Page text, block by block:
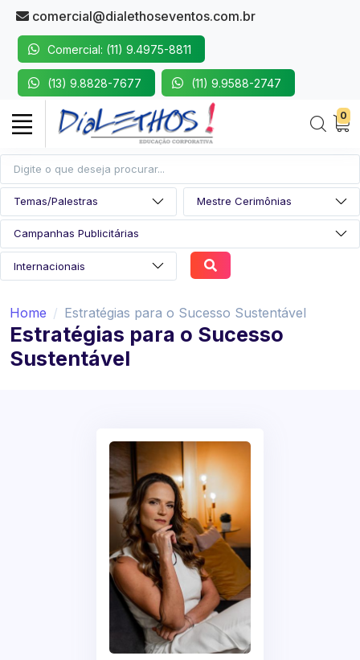
comercial@dialethoseventos.com.br
Comercial: (11) 9.4975-8811
(13) 9.8828-7677 (11) 9.9588-2747
0
Home Estratégias para o Sucesso Sustentável
Estratégias para o Sucesso
Sustentável